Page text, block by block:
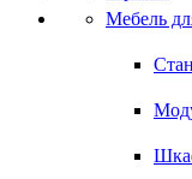
Мебель